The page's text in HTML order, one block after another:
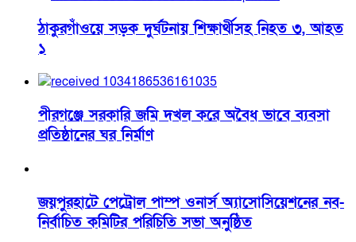
ঠাকুরগাঁওয়ে সড়ক দুর্ঘটনায় শিক্ষার্থীসহ নিহত ৩, আহত
১
পীরগঞ্জে সরকারি জমি দখল করে অবৈধ ভাবে ব্যবসা
প্রতিষ্ঠানের ঘর নির্মাণ
জয়পুরহাটে পেট্রোল পাম্প ওনার্স অ্যাসোসিয়েশনের নব-
নির্বাচিত কমিটির পরিচিতি সভা অনুষ্ঠিত